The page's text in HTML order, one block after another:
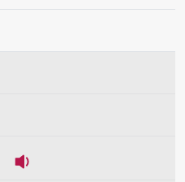
音讀khu-hi̍k